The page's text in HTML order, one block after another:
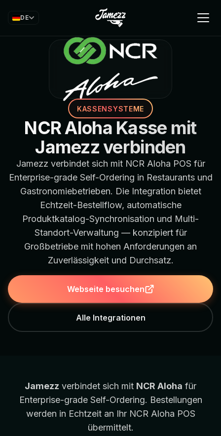
DE
KASSENSYSTEME
NCR Aloha Kasse mit
Jamezz verbinden
Jamezz verbindet sich mit NCR Aloha POS für
Enterprise-grade Self-Ordering in Restaurants und
Gastronomiebetrieben. Die Integration bietet
Echtzeit-Bestellflow, automatische
Produktkatalog-Synchronisation und Multi-
Standort-Verwaltung — konzipiert für
Großbetriebe mit hohen Anforderungen an
Zuverlässigkeit und Durchsatz.
Webseite besuchen
Alle Integrationen
Jamezz verbindet sich mit NCR Aloha für
Enterprise-grade Self-Ordering. Bestellungen
werden in Echtzeit an Ihr NCR Aloha POS
übermittelt.